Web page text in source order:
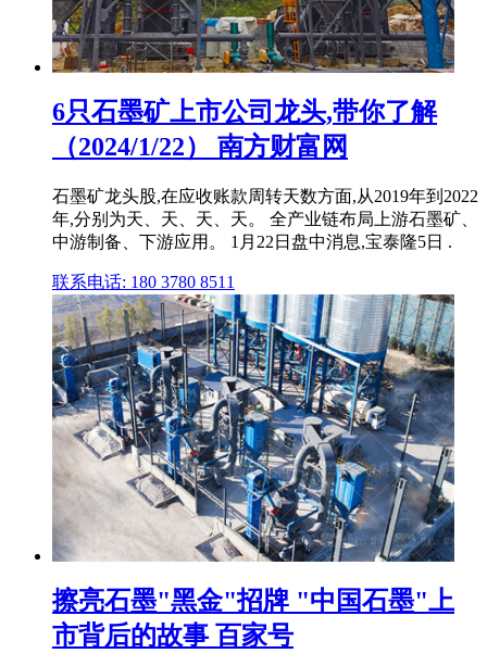
6只石墨矿上市公司龙头,带你了解
（2024/1/22） 南方财富网
石墨矿龙头股,在应收账款周转天数方面,从2019年到2022
年,分别为天、天、天、天。 全产业链布局上游石墨矿、
中游制备、下游应用。 1月22日盘中消息,宝泰隆5日 .
联系电话: 180 3780 8511
擦亮石墨"黑金"招牌 "中国石墨"上
市背后的故事 百家号